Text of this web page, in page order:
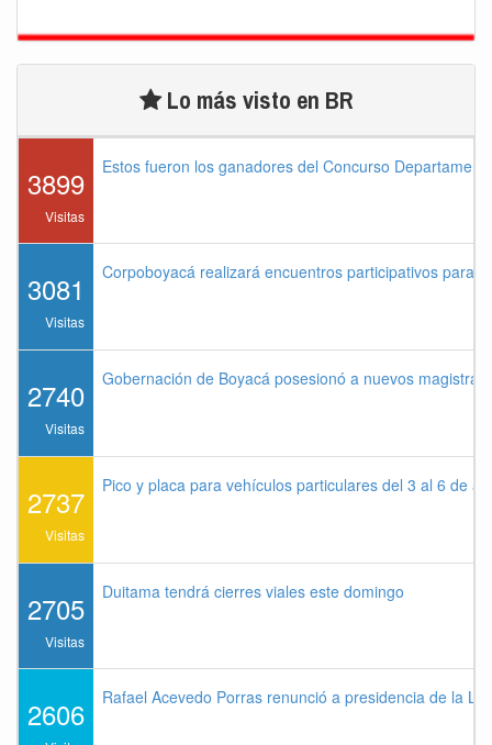
Lo más visto en BR
3899
Visitas
Estos fueron los ganadores del Concurso
3081
Visitas
Corpoboyacá realizará encuentros participativos para
2740
Visitas
Gobernación de Boyacá posesionó a nuevos
2737
Visitas
Pico y placa para vehículos particulares del 3 al 6 de
2705
Visitas
Duitama tendrá cierres viales este domingo
2606 Rafael Acevedo Porras renunció a presidencia de la